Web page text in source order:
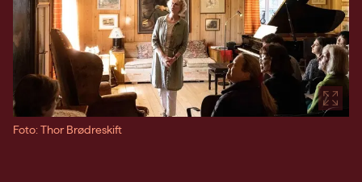
Foto: Thor Brødreskift